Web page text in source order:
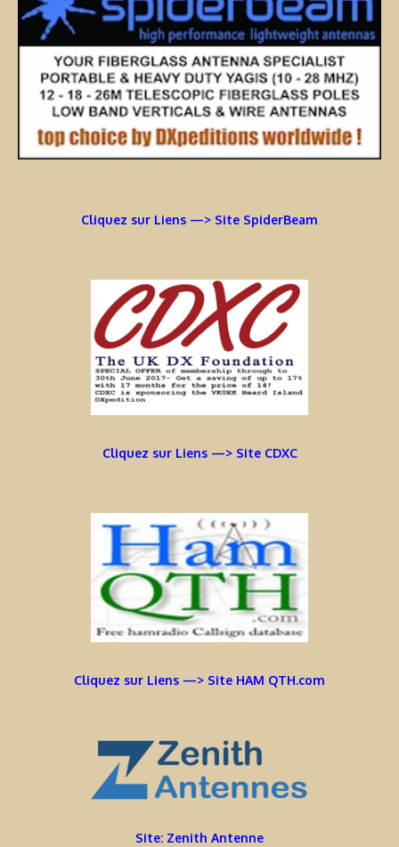
Cliquez sur Liens —> Site SpiderBeam
Cliquez sur Liens —> Site CDXC
Cliquez sur Liens —> Site HAM QTH.com
Site: Zenith Antenne